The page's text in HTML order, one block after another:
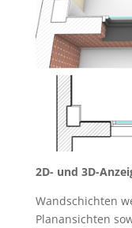
2D- und 3D-
Wandschichten
Planansichten